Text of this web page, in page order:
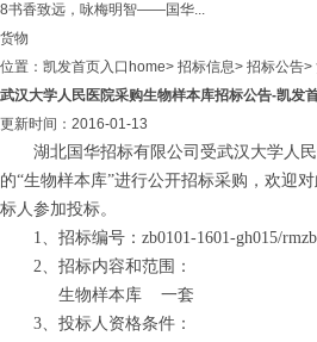
8书香致远，咏梅明智——国华...
货物
位置： 凯发首页入口home> 招标信息> 招标公告>
武汉大学人民医院采购生物样本库招标公告-凯发
更新时间：2016-01-13
湖北国华招标有限公司受武汉大学人
的“生物样本库”进行公开招标采购，欢迎
标人参加投标。
1、招标编号：zb0101-1601-gh015/
2、招标内容和范围：
生物样本库 一套
3、 投标人资格条件：